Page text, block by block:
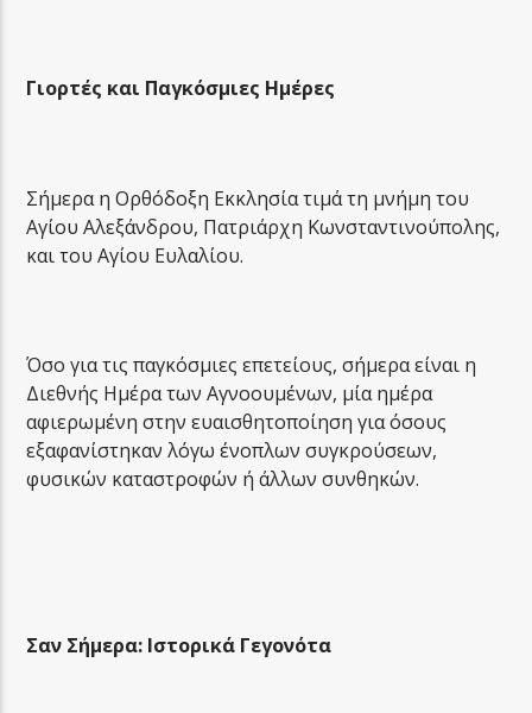
Γιορτές και Παγκόσμιες Ημέρες
Σήμερα η Ορθόδοξη Εκκλησία τιμά τη μνήμη του
Αγίου Αλεξάνδρου, Πατριάρχη Κωνσταντινούπολης,
και του Αγίου Ευλαλίου.
Όσο για τις παγκόσμιες επετείους, σήμερα είναι η
Διεθνής Ημέρα των Αγνοουμένων, μία ημέρα
αφιερωμένη στην ευαισθητοποίηση για όσους
εξαφανίστηκαν λόγω ένοπλων συγκρούσεων,
φυσικών καταστροφών ή άλλων συνθηκών.
Σαν Σήμερα: Ιστορικά Γεγονότα